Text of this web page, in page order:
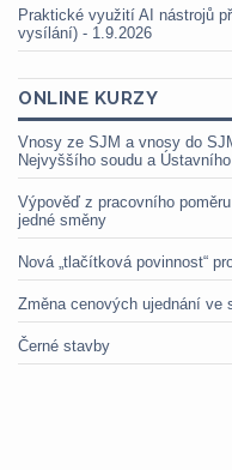
Praktické využití AI nástrojů
vysílání) - 1.9.2026
ONLINE KURZY
Vnosy ze SJM a vnosy do
Nejvyššího soudu a
Výpověď z pracovního
jedné směny
Nová „tlačítková povinnost“
Změna cenových ujednání ve
Černé stavby